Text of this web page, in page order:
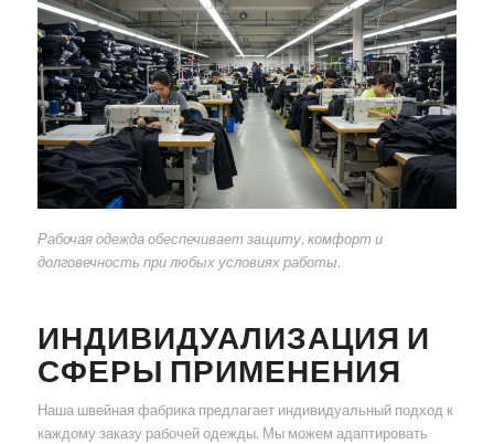
Рабочая одежда обеспечивает защиту, комфорт и
долговечность при любых условиях работы.
ИНДИВИДУАЛИЗАЦИЯ И
СФЕРЫ ПРИМЕНЕНИЯ
Наша швейная фабрика предлагает индивидуальный подход к
каждому заказу рабочей одежды. Мы можем адаптировать